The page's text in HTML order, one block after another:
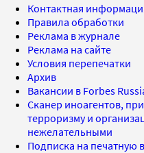
Контактная
Правила обработки
Реклама в журнале
Реклама на сайте
Условия перепечатки
Архив
Вакансии в Forbes
Сканер иноагентов,
терроризму и
нежелательными
Подписка на печатную